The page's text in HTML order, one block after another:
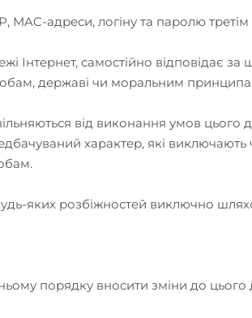
MAC-адреси, логіну та паролю
самостійно відповідає
державі чи моральним
від виконання умов
характер, які
яких розбіжностей виключно
порядку вносити зміни до цього